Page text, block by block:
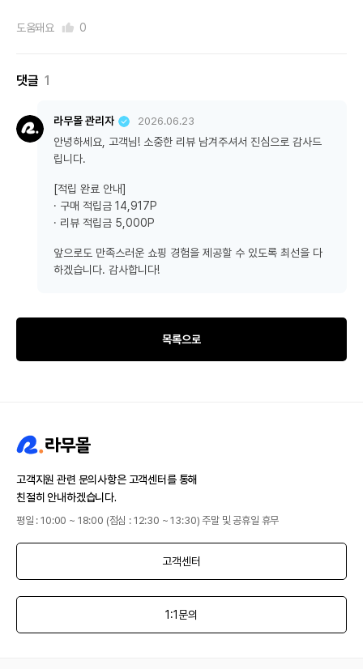
도움돼요 0
댓글 1
라무몰 관리자 2026.06.23
안녕하세요, 고객님! 소중한 리뷰 남겨주셔서 진심으로 감사드
립니다.
[적립 완료 안내]
· 구매 적립금 14,917P
· 리뷰 적립금 5,000P
앞으로도 만족스러운 쇼핑 경험을 제공할 수 있도록 최선을 다
하겠습니다. 감사합니다!
목록으로
고객지원 관련 문의사항은 고객센터를 통해
친절히 안내하겠습니다.
평일 : 10:00 ~ 18:00 (점심 : 12:30 ~ 13:30) 주말 및 공휴일 휴무
고객센터
1:1문의